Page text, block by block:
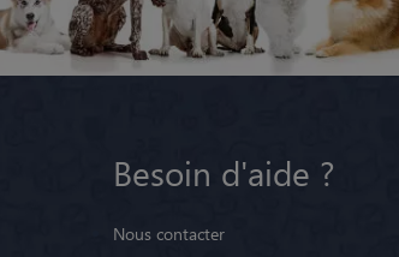
Besoin d'aide ?
Nous contacter